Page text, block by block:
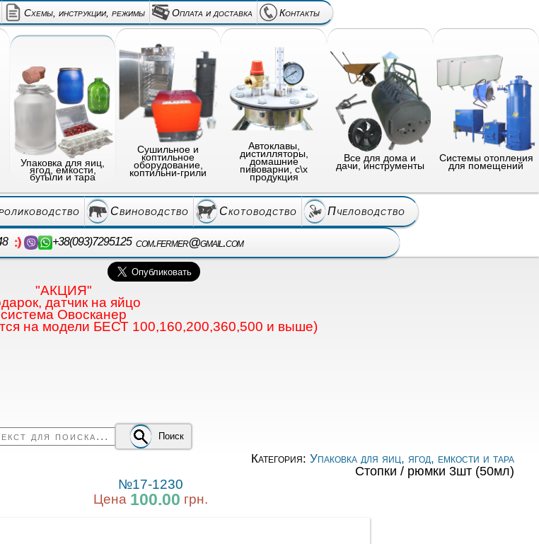
Схемы, инструкции, режимы Оплата и доставка Контакты
Упаковка для яиц,
ягод, емкости,
бутыли и тара
Сушильное и
коптильное
оборудование,
коптильни-грили
Автоклавы,
дистилляторы,
домашние
пивоварни, с\х
продукция
Все для дома и
дачи, инструменты
Системы отопления
для помещений
Свиноводство Скотоводство Пчеловодство
+38(093)7295125 com.fermer@gmail.com
"АКЦИЯ"
датчик на яйцо
система Овосканер
на модели БЕСТ 100,160,200,360,500 и выше)
Поиск
Категория: Упаковка для яиц, ягод, емкости и тара
Стопки / рюмки 3шт (50мл)
№17-1230
Цена 100.00 грн.